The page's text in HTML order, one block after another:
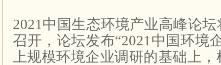
2021 中国生态环境产业高峰论坛
召开，论坛发布“2021 中国环境
上规模环境企业调研的基础上，